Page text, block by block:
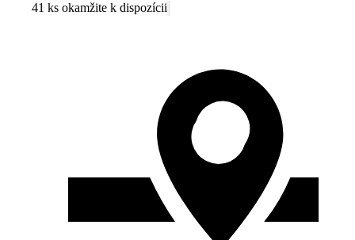
41 ks okamžite k dispozícii